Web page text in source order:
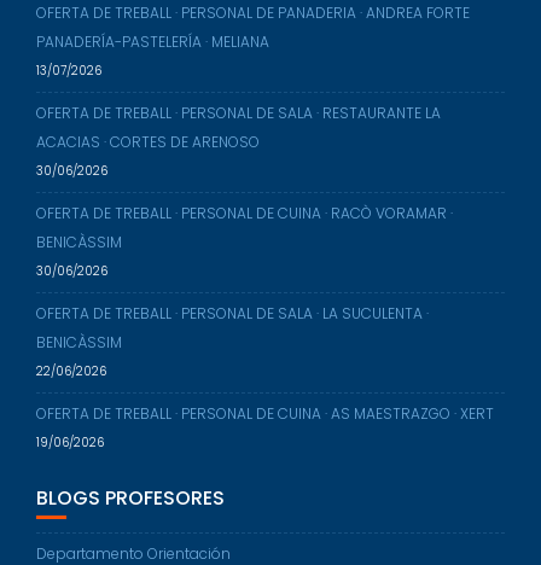
OFERTA DE TREBALL · PERSONAL DE PANADERIA · ANDREA FORTE
PANADERÍA-PASTELERÍA · MELIANA
13/07/2026
OFERTA DE TREBALL · PERSONAL DE SALA · RESTAURANTE LA
ACACIAS · CORTES DE ARENOSO
30/06/2026
OFERTA DE TREBALL · PERSONAL DE CUINA · RACÒ VORAMAR ·
BENICÀSSIM
30/06/2026
OFERTA DE TREBALL · PERSONAL DE SALA · LA SUCULENTA ·
BENICÀSSIM
22/06/2026
OFERTA DE TREBALL · PERSONAL DE CUINA · AS MAESTRAZGO · XERT
19/06/2026
BLOGS PROFESORES
Departamento Orientación